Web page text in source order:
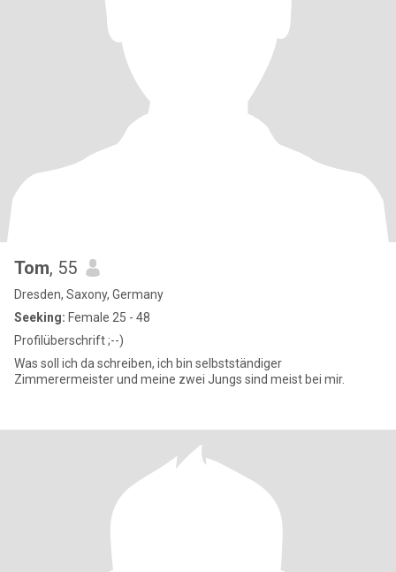
Tom, 55
Dresden, Saxony, Germany
Seeking: Female 25 - 48
Profilüberschrift ;--)
Was soll ich da schreiben, ich bin selbstständiger
Zimmerermeister und meine zwei Jungs sind meist bei mir.